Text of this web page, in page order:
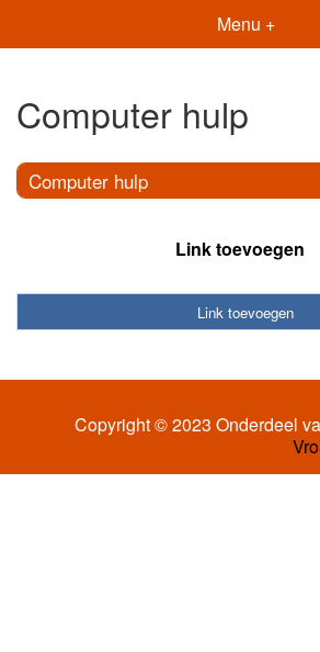
Menu +
Computer hulp
Computer hulp
Link toevoegen
Link toevoegen
Copyright © 2023 Onderdeel